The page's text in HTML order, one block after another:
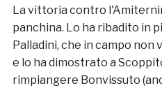
La vittoria contro
panchina. Lo ha ribadito in
Palladini, che in campo
e lo ha dimostrato a
rimpiangere Bonvissuto